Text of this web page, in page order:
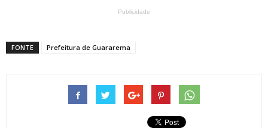
Publicidade
FONTE Prefeitura de Guararema